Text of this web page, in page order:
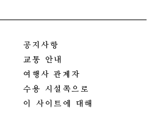
공지사항
교통 안내
여행사 관계자
수용 시설쪽으로
이 사이트에 대해